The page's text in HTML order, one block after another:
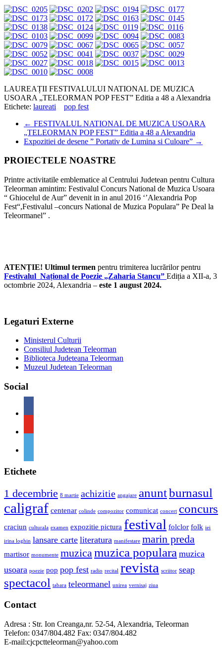
LAUREAȚII FESTIVALULUI NATIONAL DE MUZICA
USOARA „TELEORMAN POP FEST” Editia a 48 a Alexandria
Etichete: laureati
pop fest
← FESTIVALUL NATIONAL DE MUZICA USOARA
„TELEORMAN POP FEST” Editia a 48 a Alexandria
Expozitiei de desene ” Portativ de Lumina si Culoare” →
PROIECTELE NOASTRE
Printre activitatile emblematice al Centrului Judetean pentru Cultura
Teleorman amintim: Festivalul Concurs National de Muzica Usoara
“ Ghiocelul de Aur” devenit in in anul 2016 ‘’Alexandria Pop
Fest“,Festivalul –concurs National de Muzica Populara” Pe Deal la
Teleormanel” .
ATENȚIE! Ultimul termen pentru trimiterea lucrărilor pentru
Festivalul Național de Poezie „Zaharia Stancu” Ediția a XII-a, 3
octombrie 2024, Alexandria – este 1 august 2024.
Legaturi Externe
Ministerul Culturii
Consiliul Judetean Teleorman
Biblioteca Judeteana Teleorman
Muzeul Judetean Teleorman
Social
Etichete
1 decembrie 8 martie achizitie angajare anuntburnasul
caligraf centenar colinde compozitor comunicat concert concurs
craciun culturala examen expozitie pictura festival folclor folk iei
irina loghin lansare carte literatura manifestare marin preda
martisor monumente muzicamuzica populara muzica
usoara poezie pop pop fest radio recital revista scriitor seap
spectacol tabara teleormanel unirea vernisaj ziua
Contact
Adresa : Str. Ion Creanga,nr. 52-54, Alexandria, Teleorman
Telefon: 0347/804.482 Fax: 0347/804.482
E-mail:cjcpctteleorman@yahoo.com